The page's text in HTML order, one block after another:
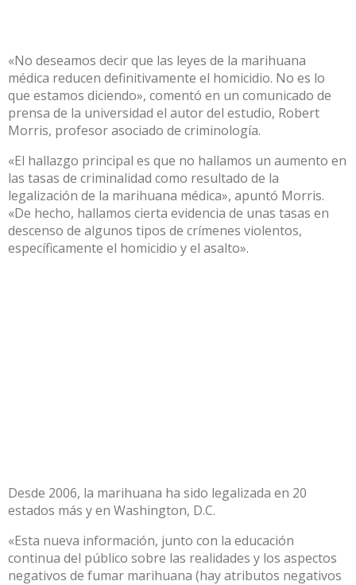
«No deseamos decir que las leyes de la marihuana
médica reducen definitivamente el homicidio. No es lo
que estamos diciendo», comentó en un comunicado de
prensa de la universidad el autor del estudio, Robert
Morris, profesor asociado de criminología.
«El hallazgo principal es que no hallamos un aumento en
las tasas de criminalidad como resultado de la
legalización de la marihuana médica», apuntó Morris.
«De hecho, hallamos cierta evidencia de unas tasas en
descenso de algunos tipos de crímenes violentos,
específicamente el homicidio y el asalto».
Desde 2006, la marihuana ha sido legalizada en 20
estados más y en Washington, D.C.
«Esta nueva información, junto con la educación
continua del público sobre las realidades y los aspectos
negativos de fumar marihuana (hay atributos negativos